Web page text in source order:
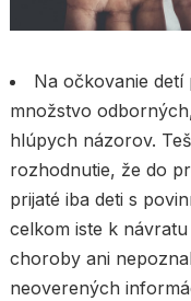
Na očkovanie detí
množstvo
hlúpych názorov.
rozhodnutie, že do
prijaté iba deti s
celkom iste k
choroby ani
neoverených